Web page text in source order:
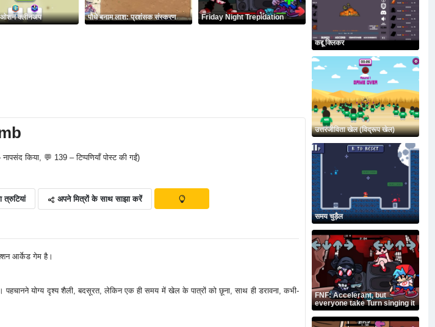
ओशन क्लीनअप पौधे बनाम लाश: प्रशंसक संस्करण Friday Night Trepidation
किया, 💬 139 – टिप्पणियाँ पोस्ट की गईं)
त्रुटियां अपने मित्रों के साथ साझा करें
आर्केड गेम है।
योग्य दृश्य शैली, बदसूरत, लेकिन एक ही समय में खेल के पात्रों को छूना, साथ ही डरावना, कभी-
कद्दू क्लिकर
उत्तरजीविता खेल (विद्रूप खेल)
समय चुड़ैल
FNF: Accelerant, but
everyone take Turn singing it